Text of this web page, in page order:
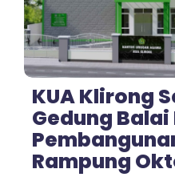
KUA Klirong
Gedung
Rampung